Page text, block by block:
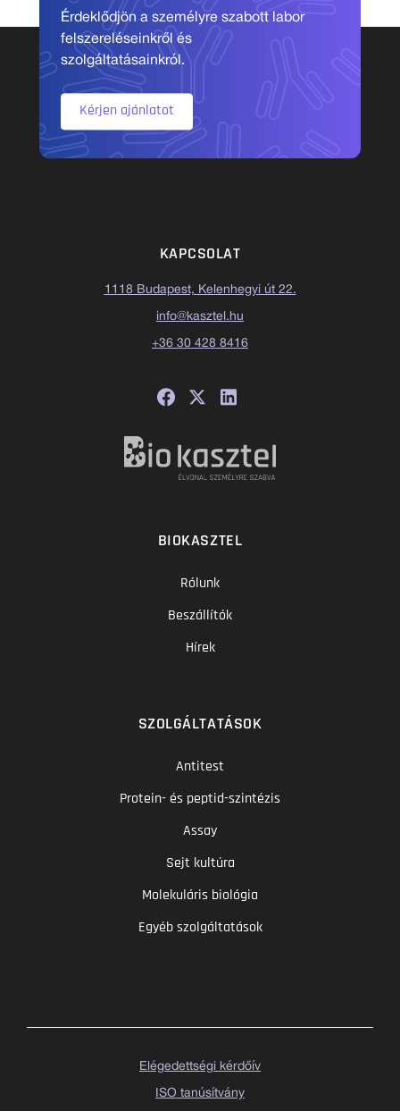
Érdeklődjön a személyre szabott labor
felszereléseinkről és
szolgáltatásainkról.
Kérjen ajánlatot
KAPCSOLAT
1118 Budapest, Kelenhegyi út 22.
info@kasztel.hu
+36 30 428 8416
BIOKASZTEL
Rólunk
Beszállítók
Hírek
SZOLGÁLTATÁSOK
Antitest
Protein- és peptid-szintézis
Assay
Sejt kultúra
Molekuláris biológia
Egyéb szolgáltatások
Elégedettségi kérdőív
ISO tanúsítvány